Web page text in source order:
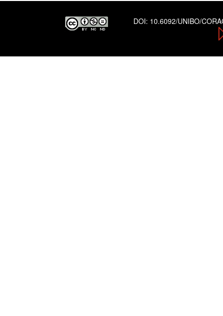
DOI: 10.6092/UNIBO/